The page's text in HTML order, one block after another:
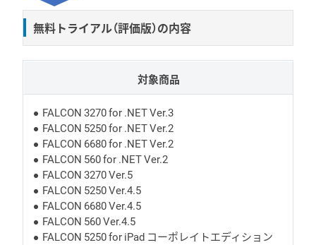
無料トライアル（評価版）の内容
対象商品
FALCON 3270 for .NET Ver.3
FALCON 5250 for .NET Ver.2
FALCON 6680 for .NET Ver.2
FALCON 560 for .NET Ver.2
FALCON 3270 Ver.5
FALCON 5250 Ver.4.5
FALCON 6680 Ver.4.5
FALCON 560 Ver.4.5
FALCON 5250 for iPad コーポレイトエディション